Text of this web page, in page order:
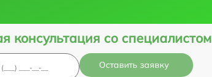
консультация со специалистом
Оставить заявку